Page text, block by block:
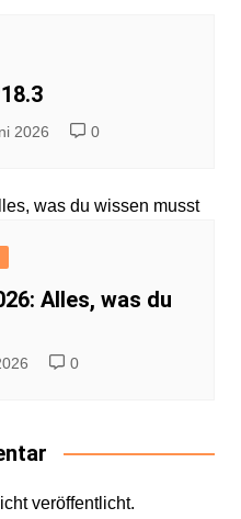
2026 0
Alles, was du
0
veröffentlicht.